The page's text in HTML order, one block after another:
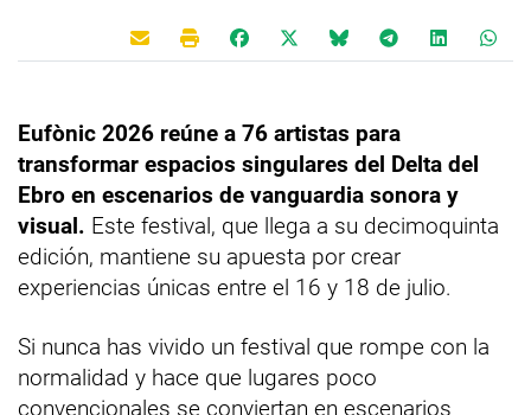
Eufònic 2026 reúne a 76 artistas para
transformar espacios singulares del Delta del
Ebro en escenarios de vanguardia sonora y
visual. Este festival, que llega a su decimoquinta
edición, mantiene su apuesta por crear
experiencias únicas entre el 16 y 18 de julio.
Si nunca has vivido un festival que rompe con la
normalidad y hace que lugares poco
convencionales se conviertan en escenarios